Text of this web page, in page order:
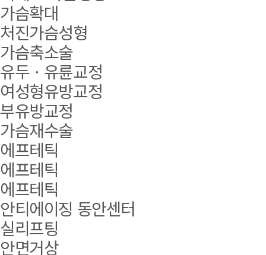
가슴확대
처진가슴성형
가슴축소술
유두ㆍ유륜교정
여성형유방교정
부유방교정
가슴재수술
에프테틱
에프테틱
에프테틱
안티에이징 동안센터
실리프팅
안면거상